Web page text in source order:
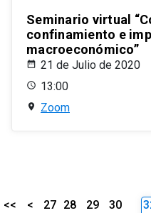
Seminario virtual
confinamiento e
macroeconómico”
21 de Julio de 2020
13:00
Zoom
<< < 27 28 29
30